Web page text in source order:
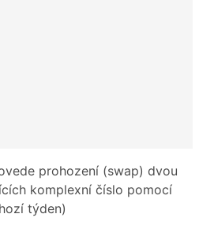
prohození (swap) dvou
komplexní číslo pomocí
týden)